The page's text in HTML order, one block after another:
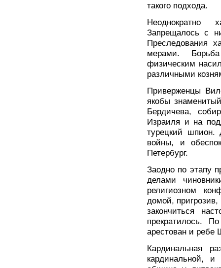
такого подхода.
Неоднократно
Запрещалось с
Преследования
мерами.
физическим
различными
Приверженцы
якобы
Бердичева,
Израиля и на
турецкий шпион.
войны, и
Петербург.
Заодно по этапу
делами
религиозном
домой,
закончиться
прекратилось.
арестован и ребе
Кардинальная
кардинальной,